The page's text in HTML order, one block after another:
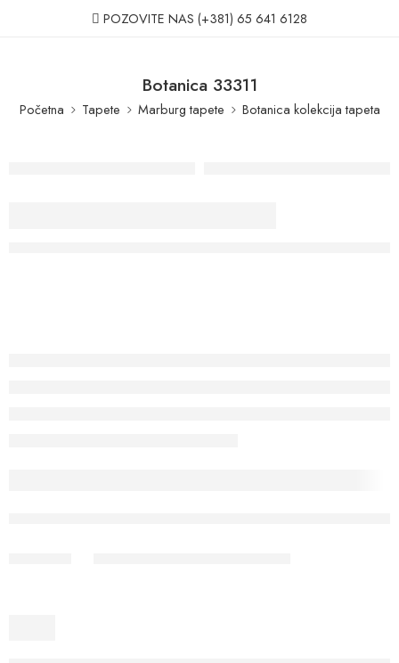
POZOVITE NAS (+381) 65 641 6128
Botanica 33311
Početna Tapete Marburg tapete Botanica kolekcija tapeta